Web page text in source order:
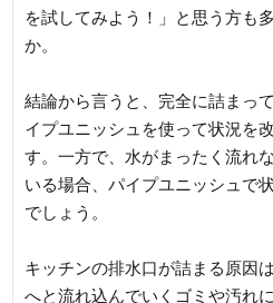
を試してみよう！」と思う方も
か。
結論から言うと、完全に詰まっ
イプユニッシュを使って状況を
す。一方で、水がまったく流れ
いる場合、パイプユニッシュで
でしょう。
キッチンの排水口が詰まる原因
へと流れ込んでいくゴミや汚れ